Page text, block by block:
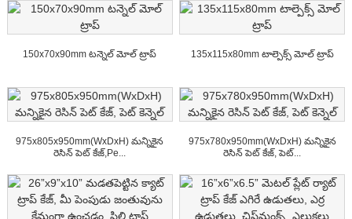
150x70x90mm టన్నెల్ మోల్ ట్రాప్ 135x115x80mm టాల్పెక్స్ మోల్ ట్రాప్
975x805x950mm(WxDxH) మన్నికైన
రెసిన్ పెట్ కేజ్,Pe...
975x780x950mm(WxDxH) మన్నికైన
రెసిన్ పెట్ కేజ్, పెట్...